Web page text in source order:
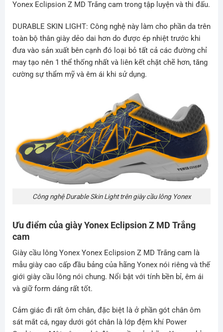
Yonex Eclipsion Z MD Trắng camtrong tập luyện và thi đấu.
DURABLE SKIN LIGHT: Công nghệ này làm cho phần da trên
toàn bộ thân giày dẻo dai hơn do được ép nhiệt trước khi
đưa vào sản xuất bên cạnh đó loại bỏ tất cả các đường chỉ
may tạo nên 1 thể thống nhất và liên kết chặt chẽ hơn, tăng
cường sự thẩm mỹ và êm ái khi sử dụng.
Công nghệ Durable Skin Light trên giày cầu lông Yonex
Ưu điểm của giày Yonex Eclipsion Z MD Trắng
cam
Giày cầu lông Yonex Yonex Eclipsion Z MD Trắng cam là
mẫu giày cao cấp đầu bảng của hãng Yonex nói riêng và thế
giới giày cầu lông nói chung. Nổi bật với tính bền bỉ, êm ái
và giữ form dáng rất tốt.
Cảm giác đi rất ôm chân, đặc biệt là ở phần gót chân ôm
sát mắt cá, ngay dưới gót chân là lớp đệm khí Power